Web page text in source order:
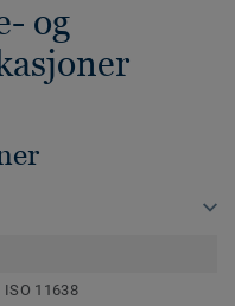
og
ISO 11638